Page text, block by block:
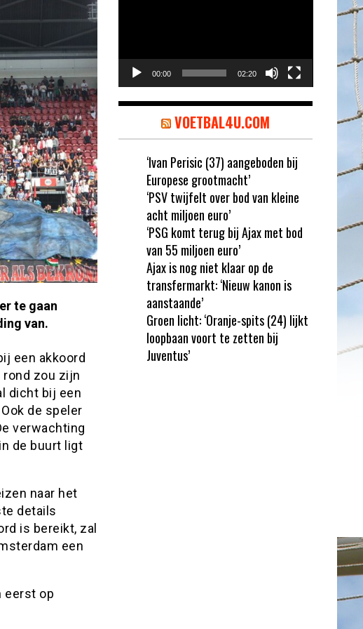
te gaan
van.
een akkoord
zou zijn
dicht bij een
de speler
verwachting
de buurt ligt
naar het
details
is bereikt, zal
een
eerst op
00:00 02:20
VOETBAL4U.COM
‘Ivan Perisic (37) aangeboden bij
Europese grootmacht’
‘PSV twijfelt over bod van kleine
acht miljoen euro’
‘PSG komt terug bij Ajax met bod
van 55 miljoen euro’
Ajax is nog niet klaar op de
transfermarkt: ‘Nieuw kanon is
aanstaande’
Groen licht: ‘Oranje-spits (24) lijkt
loopbaan voort te zetten bij
Juventus’